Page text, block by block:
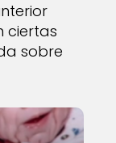
ciertas
sobre